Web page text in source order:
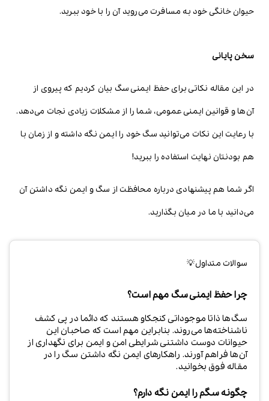
حیوان خانگی خود به مسافرت می‌روید آن را با خود ببرید.
سخن پایانی
در این مقاله نکاتی برای حفظ ایمنی سگ بیان کردیم که پیروی از
آن‌ها و قوانین ایمنی عمومی، شما را از مشکلات زیادی نجات می‌دهد.
با رعایت این نکات می‌توانید سگ خود را ایمن نگه داشته و از زمان با
هم بودنتان نهایت استفاده را ببرید!
اگر شما هم پیشنهادی درباره محافظت از سگ و ایمن نگه داشتن آن
می‌دانید با ما در میان بگذارید.
سوالات متداول💡
چرا حفظ ایمنی سگ مهم است؟
سگ‌ها ذاتا موجوداتی کنجکاو هستند که دائما در پی کشف
ناشناخته‌ها می‌روند. بنابراین مهم است که صاحبان این
حیوانات دوست داشتنی شرایطی امن و ایمن برای نگهداری از
آن‌ها فراهم آورند. راهکارهای ایمن نگه داشتن سگ را در
مقاله فوق بخوانید.
چگونه سگم را ایمن نگه دارم؟